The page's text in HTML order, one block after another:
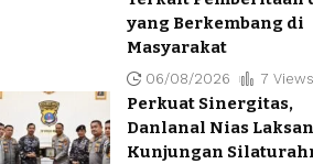
yang Berkembang di
Masyarakat
06/08/2026 7 Views
Perkuat Sinergitas,
Danlanal Nias
Kunjungan